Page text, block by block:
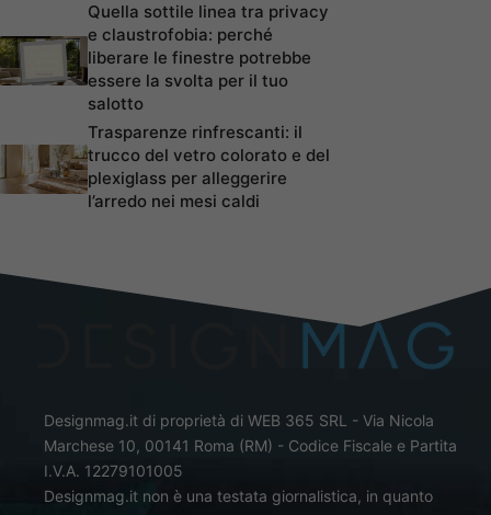
Quella sottile linea tra privacy
e claustrofobia: perché
liberare le finestre potrebbe
essere la svolta per il tuo
salotto
Trasparenze rinfrescanti: il
trucco del vetro colorato e del
plexiglass per alleggerire
l’arredo nei mesi caldi
Designmag.it di proprietà di WEB 365 SRL - Via Nicola
Marchese 10, 00141 Roma (RM) - Codice Fiscale e Partita
I.V.A. 12279101005
Designmag.it non è una testata giornalistica, in quanto